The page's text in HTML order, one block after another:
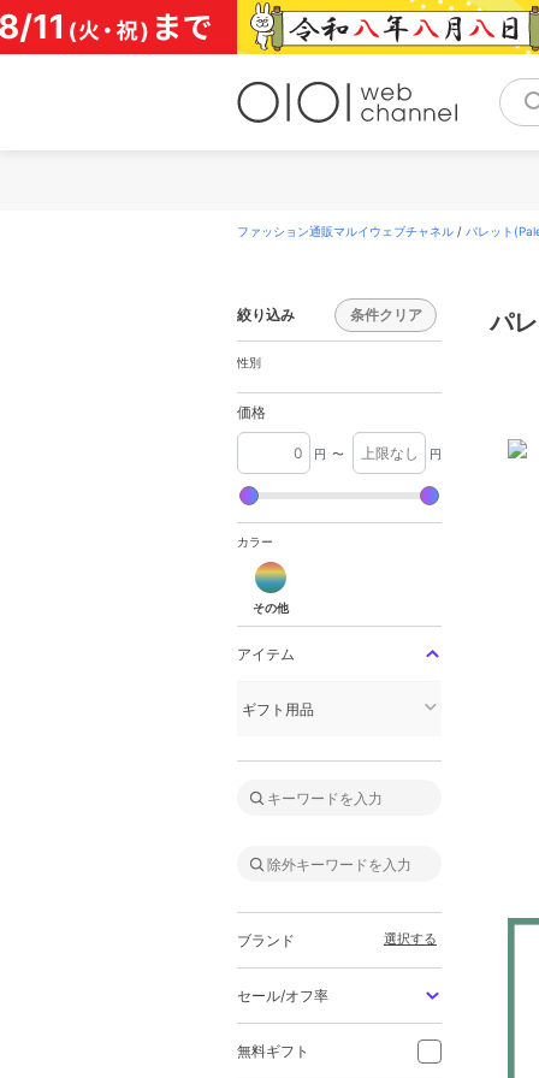
コ
ン
テ
ファッション通販マルイウェブチャネル / パレット
絞り込み 条件クリア
性別
価格
円 〜 円
カラー
その他
その他
アイテム
ギフト用品
ブランド 選択する
セール/オフ率
無料ギフト
パ